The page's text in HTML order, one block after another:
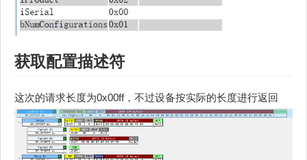
获取配置描述符
这次的请求长度为0x00ff，不过设备按实际的长度进行返回